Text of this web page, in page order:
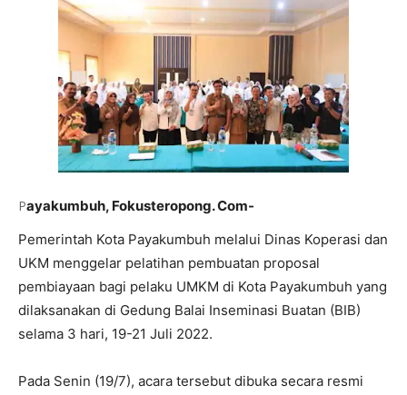
Payakumbuh, Fokusteropong. Com-
Pemerintah Kota Payakumbuh melalui Dinas Koperasi dan
UKM menggelar pelatihan pembuatan proposal
pembiayaan bagi pelaku UMKM di Kota Payakumbuh yang
dilaksanakan di Gedung Balai Inseminasi Buatan (BIB)
selama 3 hari, 19-21 Juli 2022.
Pada Senin (19/7), acara tersebut dibuka secara resmi